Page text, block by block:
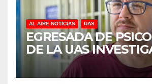
AL AIRE NOTICIAS UAS
EGRESADA DE
DE LA UAS
DUELO ANTICIPADO
SOBRECARGA EN